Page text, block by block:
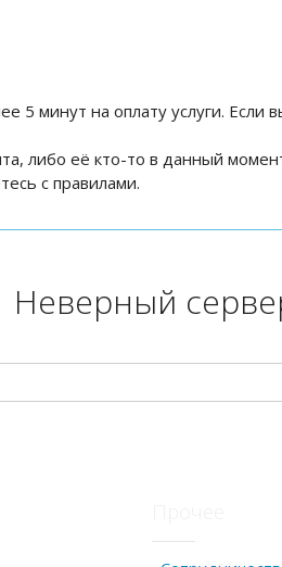
5 минут на оплату услуги. Если
либо её кто-то в данный
с правилами.
Неверный